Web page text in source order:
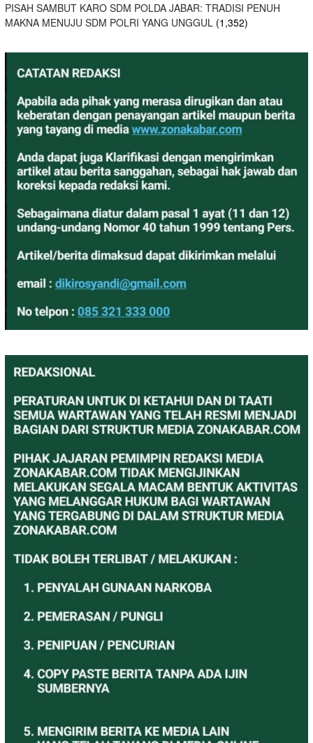
PISAH SAMBUT KARO SDM POLDA JABAR: TRADISI PENUH
MAKNA MENUJU SDM POLRI YANG UNGGUL (1,352)